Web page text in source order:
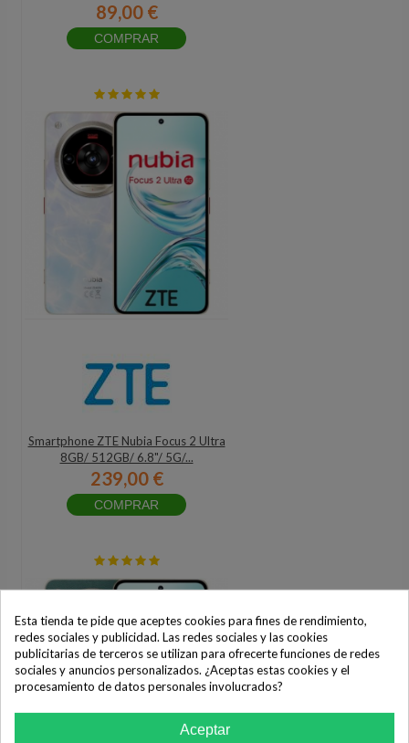
89,00 €
COMPRAR
Smartphone ZTE Nubia Focus 2 Ultra
8GB/ 512GB/ 6.8"/ 5G/...
239,00 €
COMPRAR
Esta tienda te pide que aceptes cookies para fines de rendimiento,
redes sociales y publicidad. Las redes sociales y las cookies
publicitarias de terceros se utilizan para ofrecerte funciones de redes
sociales y anuncios personalizados. ¿Aceptas estas cookies y el
procesamiento de datos personales involucrados?
Aceptar